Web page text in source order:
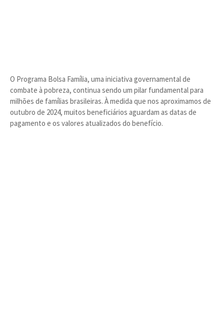
O Programa Bolsa Família, uma iniciativa governamental de
combate à pobreza, continua sendo um pilar fundamental para
milhões de famílias brasileiras. À medida que nos aproximamos de
outubro de 2024, muitos beneficiários aguardam as datas de
pagamento e os valores atualizados do benefício.